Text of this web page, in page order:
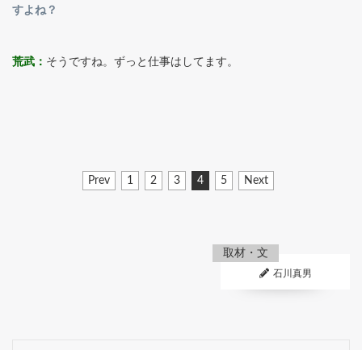
すよね？
荒武： そうですね。ずっと仕事はしてます。
Prev 1 2 3 4 5 Next
取材・文
石川真男